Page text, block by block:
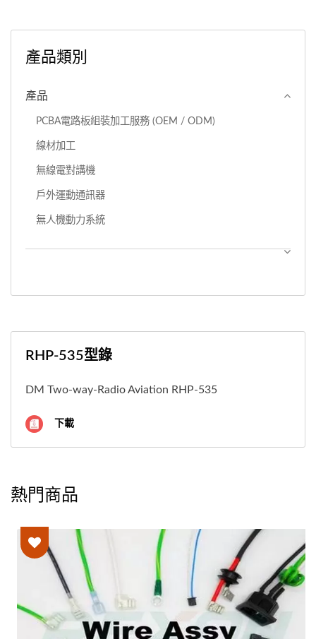
產品類別
產品
PCBA電路板組裝加工服務 (OEM / ODM)
線材加工
無線電對講機
戶外運動通訊器
無人機動力系統
RHP-535型錄
DM Two-way-Radio Aviation RHP-535
下載
熱門商品